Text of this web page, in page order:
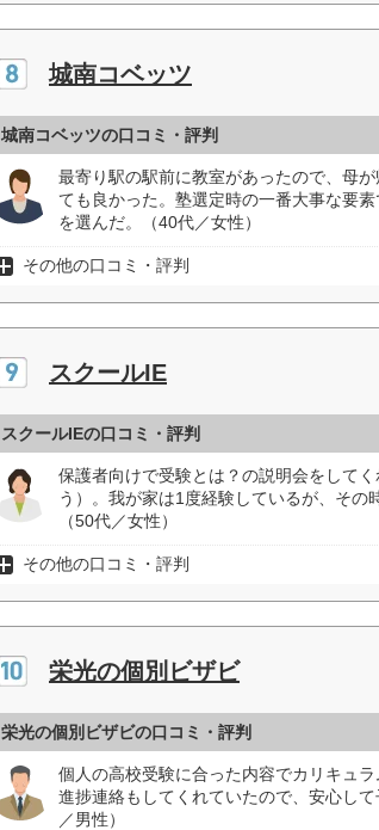
城南コベッツ
城南コベッツの口コミ・評判
最寄り駅の駅前に教室があったので、母
ても良かった。塾選定時の一番大事な要
を選んだ。（40代／女性）
その他の口コミ・評判
スクールIE
スクールIEの口コミ・評判
保護者向けで受験とは？の説明会をして
う）。我が家は1度経験しているが、その
（50代／女性）
その他の口コミ・評判
栄光の個別ビザビ
栄光の個別ビザビの口コミ・評判
個人の高校受験に合った内容でカリキュ
進捗連絡もしてくれていたので、安心し
／男性）